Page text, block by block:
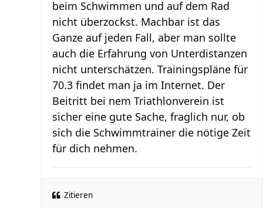
beim Schwimmen und auf dem Rad
nicht überzockst. Machbar ist das
Ganze auf jeden Fall, aber man sollte
auch die Erfahrung von Unterdistanzen
nicht unterschätzen. Trainingspläne für
70.3 findet man ja im Internet. Der
Beitritt bei nem Triathlonverein ist
sicher eine gute Sache, fraglich nur, ob
sich die Schwimmtrainer die nötige Zeit
für dich nehmen.
Zitieren